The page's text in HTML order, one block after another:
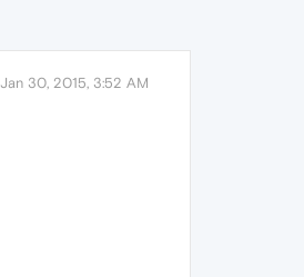
Jan 30, 2015, 3:52 AM